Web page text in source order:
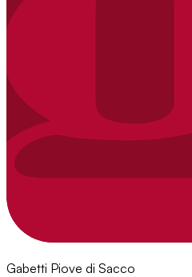
Gabetti Piove di Sacco